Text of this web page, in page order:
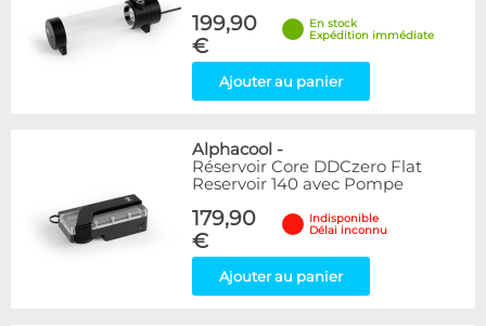
199,90
€
En stock
Expédition immédiate
Ajouter au panier
Alphacool -
Réservoir Core DDCzero Flat
Reservoir 140 avec Pompe
179,90
€
Indisponible
Délai inconnu
Ajouter au panier